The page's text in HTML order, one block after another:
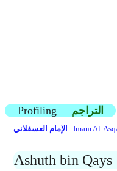
Profiling التراجم
الإمام العسقلاني Imam Al-
Ashuth bin Qays